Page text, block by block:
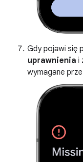
Gdy pojawi się
uprawnienia i
wymagane